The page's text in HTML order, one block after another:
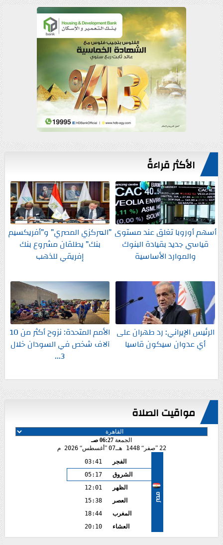
الأكثر قراءةً
أسهم أوروبا تغلق عند مستوى
قياسي جديد بقيادة البنوك
والموارد الأساسية
”المركزي المصري” و”أفريكسيم
بنك” يطلقان مشروع بنك
إفريقي للذهب
الرئيس الإيراني: رد طهران على
أي عدوان سيكون قاسيا
الأمم المتحدة: نزوح أكثر من 10
آلاف شخص في السودان خلال
3...
مواقيت الصلاة
الجمعة 06:27 صـ
22
صفر 1448 هـ 07 أغسطس 2026 م
مصر
الفجر
03:41
الشروق
05:17
الظهر
12:01
العصر
15:38
المغرب
18:44
العشاء
20:10